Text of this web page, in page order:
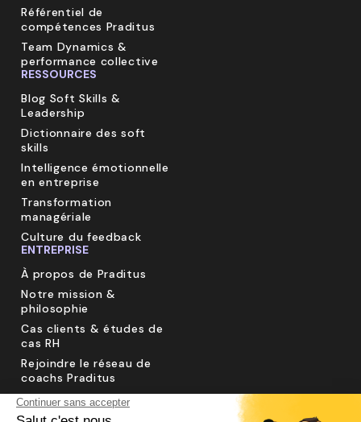
Référentiel de
compétences Praditus
Team Dynamics &
performance collective
RESSOURCES
Blog Soft Skills &
Leadership
Dictionnaire des soft
skills
Intelligence émotionnelle
en entreprise
Transformation
managériale
Culture du feedback
ENTREPRISE
À propos de Praditus
Notre mission &
philosophie
Cas clients & études de
cas RH
Rejoindre le réseau de
coachs Praditus
Sécurité des données &
RGPD